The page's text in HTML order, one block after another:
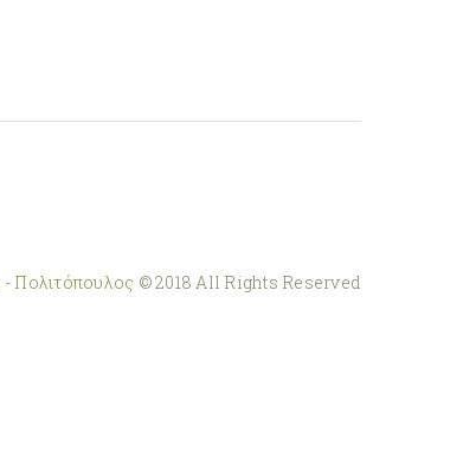
Πολιτόπουλος © 2018 All Rights Reserved